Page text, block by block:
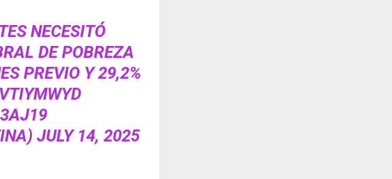
NECESITÓ
DE POBREZA
PREVIO Y 29,2%
JULY 14, 2025